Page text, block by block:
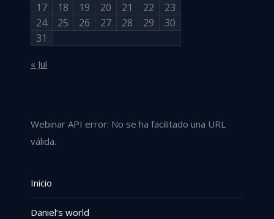
17
18 19 20 21 22
23
24
25 26 27 28 29
30
31
« Jul
Webinar API error: No se ha facilitado una URL
válida.
Inicio
Daniel’s world